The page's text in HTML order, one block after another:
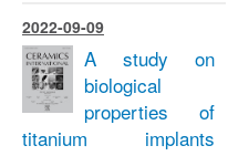
2022-09-09
A study on
biological
properties of
titanium implants